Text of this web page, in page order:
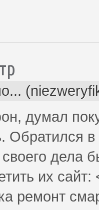
думал
Обратился
дела
их сайт:
ремонт